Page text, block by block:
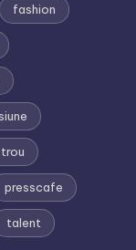
fashion
presscafe
talent